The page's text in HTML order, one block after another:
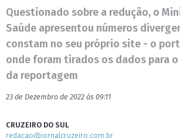
Questionado sobre a redução, o
Saúde apresentou números
constam no seu próprio site - o
onde foram tirados os dados para
da reportagem
23 de Dezembro de 2022 às 09:11
CRUZEIRO DO SUL
redacao@jornalcruzeiro.com.br